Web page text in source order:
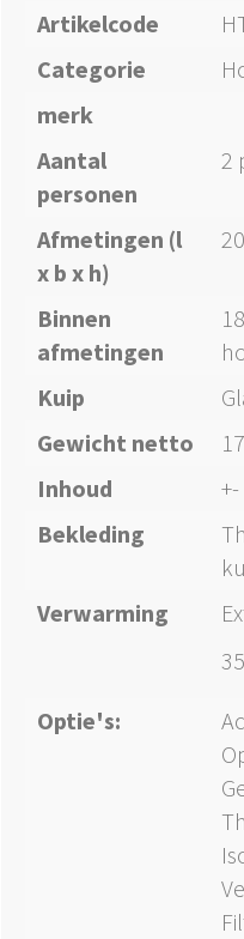
Artikelcode
Categorie
merk
Aantal
personen
2
Afmetingen (l
x b x h)
Binnen
afmetingen
Kuip
Gewicht netto
Inhoud
Bekleding
Verwarming
Optie's: